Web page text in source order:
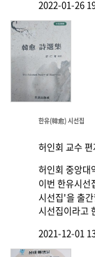
2022-01-26
한유(韓愈) 시선집
허인회 교수 편
허인회 중앙
이번 한유시
시선집'을 출
시선집이라고
2021-12-01